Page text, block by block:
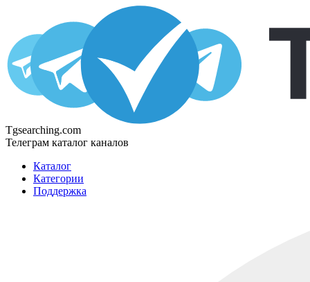
Tgsearching.com
Телеграм каталог каналов
Каталог
Категории
Поддержка